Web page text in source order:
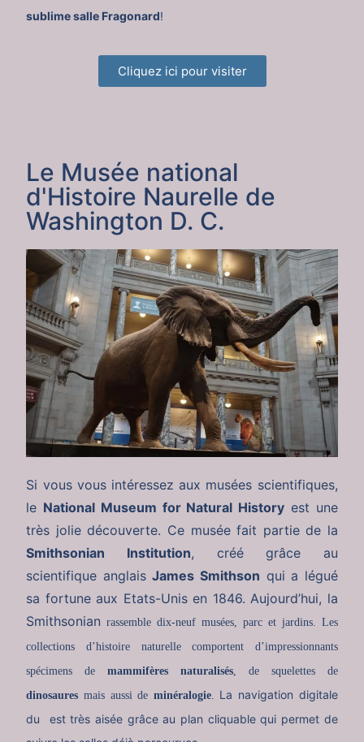
sublime salle Fragonard!
Cliquez ici pour visiter
Le Musée national
d'Histoire Naurelle de
Washington D. C.
Si vous vous intéressez aux musées scientifiques,
le National Museum for Natural History est une
très jolie découverte. Ce musée fait partie de la
Smithsonian Institution, créé grâce au
scientifique anglaisJames Smithson qui a légué
sa fortune aux Etats-Unis en 1846. Aujourd’hui, la
Smithsonian rassemble dix-neuf musées, parc et jardins.
Les
collections d’histoire naturelle comportent d’impressionnants
spécimens demammifères naturalisés , de squelettes de
dinosaures mais aussi de minéralogie. La navigation digitale
du est très aisée grâce au plan cliquable qui permet de